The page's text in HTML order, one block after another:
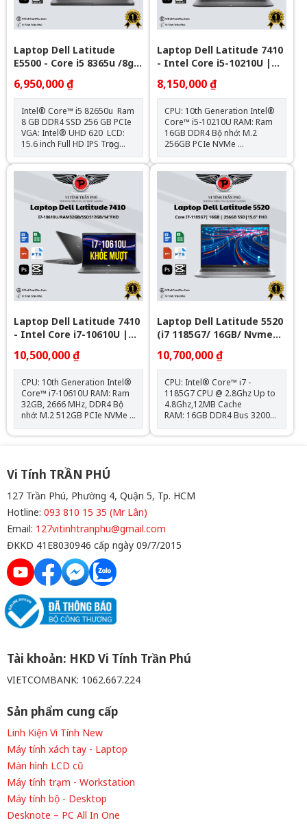
Laptop Dell Latitude
E5500 - Core i5 8365u /8gb
/Nvme 256Gb / 15.6" FHD
6,950,000 ₫
Intel® Core™ i5 82650u Ram
8 GB DDR4 SSD 256 GB PCIe
VGA: Intel® UHD 620 LCD:
15.6 inch Full HD IPS Trọng
lượng: 1.8kg Tặng kèm: Balo
+ Chuột Bluetooth + Lót chuột
Hệ điều hành: Chưa Bao Gồm
Laptop Dell Latitude 7410
- Intel Core i5-10210U |
16GB | 14 inch Full HD
8,150,000 ₫
CPU: 10th Generation Intel®
Core™ i5-10210U RAM: Ram
16GB DDR4 Bộ nhớ: M.2
256GB PCIe NVMe
Card: Intel® UHD Graphics
620 Màn hình: 14" FHD (1920
x 1080) IPS Trọng lượng:1.4kg
Kết nối: 1x USB 3.1; 2x
Thunderbolt™ 3; 1x HDMI
2.0; 1x uSD 4.0, 1x Sim Slot;
1x Universal Audio Jack Tặng
kèm: Balo + Chuột Bluetooth
+ Lót chuột Bảo hành : Máy
12 tháng , Pin & Sạc 6 tháng.
Hệ điều hành: Chưa Bao Gồm
Laptop Dell Latitude 7410
- Intel Core i7-10610U |
32GB | Nvme 512GB - 14
inch Full HD
10,500,000 ₫
CPU: 10th Generation Intel®
Core™ i7-10610U RAM: Ram
32GB, 2666 MHz, DDR4 Bộ
nhớ: M.2 512GB PCIe NVMe
Card: Intel® UHD Graphics
620 Màn hình: 14.0" FHD
Laptop Dell Latitude 5520
(i7 1185G7/ 16GB/ Nvme
256GB/ 15.6" FHD)
10,700,000 ₫
CPU: Intel® Core™ i7 -
1185G7 CPU @ 2.8Ghz Up to
4.8Ghz,12MB Cache
RAM: 16GB DDR4 Bus 3200
MHz Ổ cứng: 256GB PCIe®
SSD VGA: Intel® Iris® Xe
2.0, 1 RJ-45 Ethernet, 1x jack
tai nghe 3.5, 1x thẻ nhớ SD
Hành: Phần cứng 12 Tháng
(Pin + Sạc 06 Tháng) Tặng:
Balo + Chuột Bluetooth + Lót
Vi Tính TRẦN PHÚ
127 Trần Phú, Phường 4, Quận 5, Tp. HCM
Hotline: 093 810 15 35 (Mr Lân)
Email: 127vitinhtranphu@gmail.com
ĐKKD 41E8030946 cấp ngày 09/7/2015
Tài khoản: HKD Vi Tính Trần Phú
VIETCOMBANK: 1062.667.224
Sản phẩm cung cấp
Linh Kiện Vi Tính New
Máy tính xách tay - Laptop
Màn hình LCD cũ
Máy tính trạm - Workstation
Máy tính bộ - Desktop
Desknote – PC All In One